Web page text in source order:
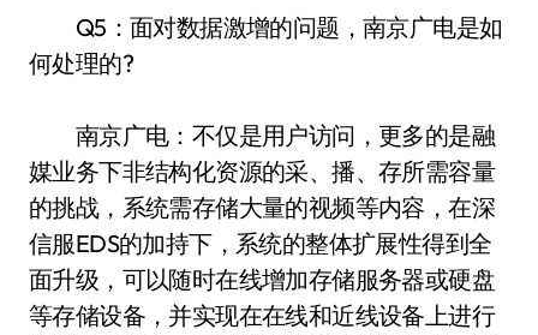
Q5：面对数据激增的问题，南京广电是如
何处理的?
南京广电：不仅是用户访问，更多的是融
媒业务下非结构化资源的采、播、存所需容量
的挑战，系统需存储大量的视频等内容，在深
信服EDS的加持下，系统的整体扩展性得到全
面升级，可以随时在线增加存储服务器或硬盘
等存储设备，并实现在在线和近线设备上进行